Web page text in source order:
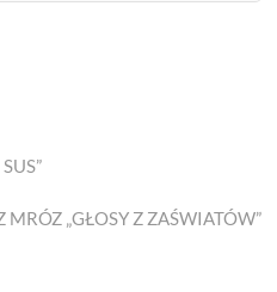
MRÓZ „GŁOSY Z ZAŚWIATÓW”